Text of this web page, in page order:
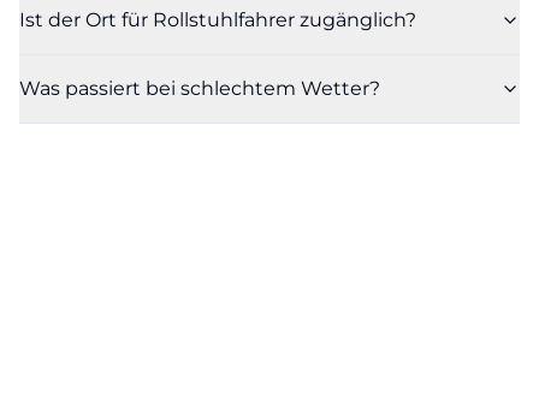
Ist der Ort für Rollstuhlfahrer zugänglich?
Was passiert bei schlechtem Wetter?